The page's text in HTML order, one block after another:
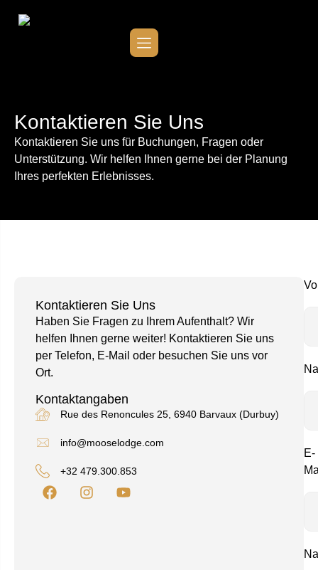
Kontaktieren Sie Uns
Kontaktieren Sie uns für Buchungen, Fragen oder
Unterstützung. Wir helfen Ihnen gerne bei der Planung
Ihres perfekten Erlebnisses.
Kontaktieren Sie Uns
Haben Sie Fragen zu Ihrem Aufenthalt? Wir
helfen Ihnen gerne weiter! Kontaktieren Sie uns
per Telefon, E-Mail oder besuchen Sie uns vor
Ort.
Kontaktangaben
Rue des Renoncules 25, 6940 Barvaux (Durbuy)
info@mooselodge.com
+32 479.300.853
E-